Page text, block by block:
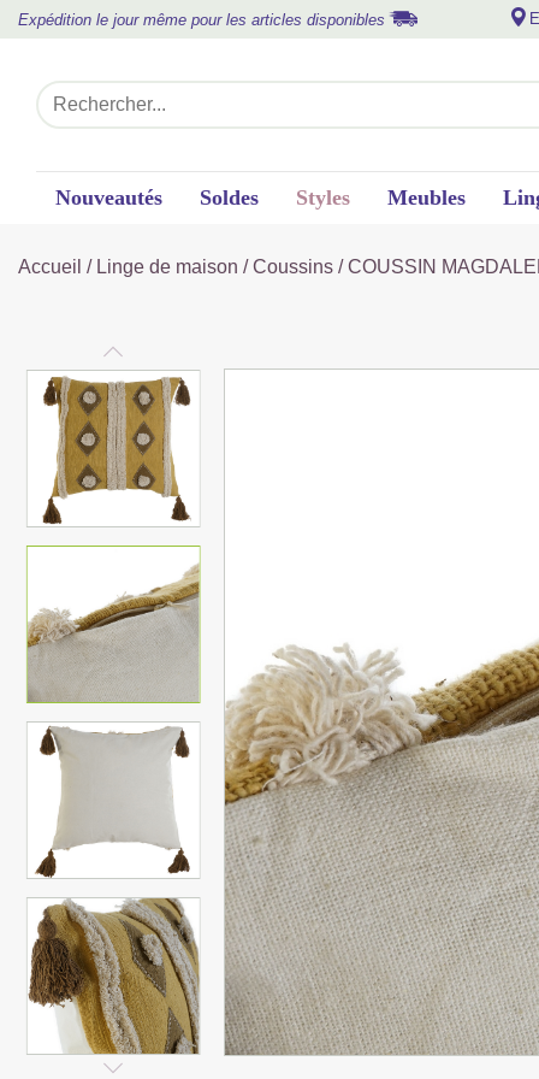
Expédition le jour même pour les articles disponibles
Nouveautés Soldes Styles Meubles
Accueil / Linge de maison /Coussins / COUSSIN